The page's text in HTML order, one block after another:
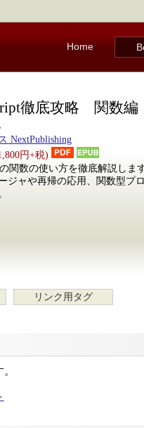
Home
徹底攻略 関数編
NextPublishing
円+税)
の関数の使い方を徹底解説し
ジャや再帰の応用、関数型プ
リンク用タグ